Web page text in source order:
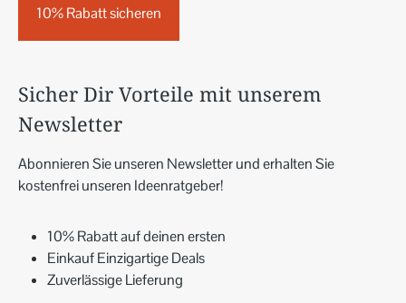
10% Rabatt sicheren
Sicher Dir Vorteile mit unserem
Newsletter
Abonnieren Sie unseren Newsletter und erhalten Sie
kostenfrei unseren Ideenratgeber!
10% Rabatt auf deinen ersten
Einkauf Einzigartige Deals
Zuverlässige Lieferung